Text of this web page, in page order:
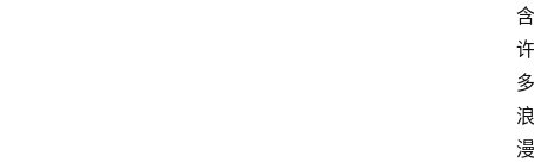
含
许
多
浪
漫